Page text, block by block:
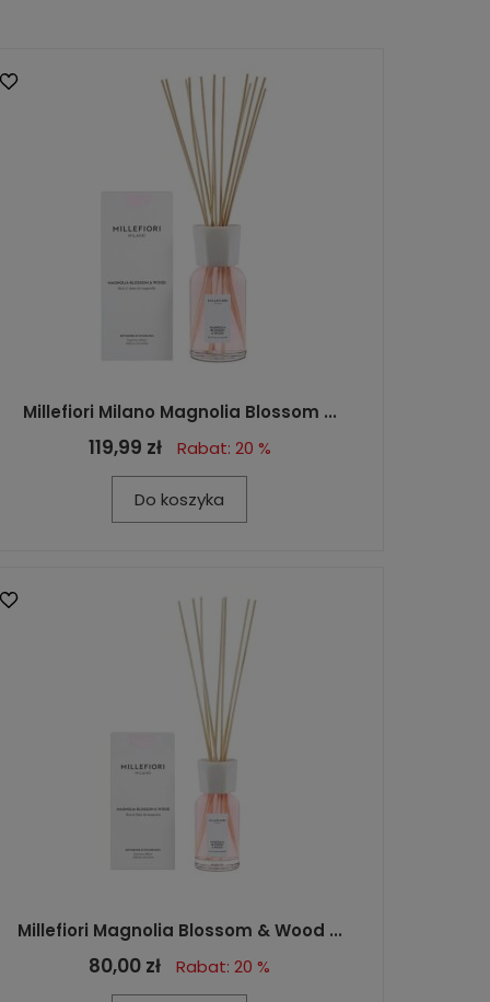
Millefiori Milano Magnolia Blossom ...
119,99 zł Rabat: 20 %
Do koszyka
Millefiori Magnolia Blossom & Wood ...
80,00 zł Rabat: 20 %